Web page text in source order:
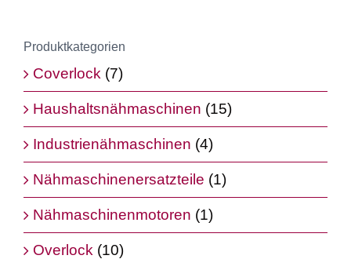
Produktkategorien
Coverlock (7)
Haushaltsnähmaschinen (15)
Industrienähmaschinen (4)
Nähmaschinenersatzteile (1)
Nähmaschinenmotoren (1)
Overlock (10)